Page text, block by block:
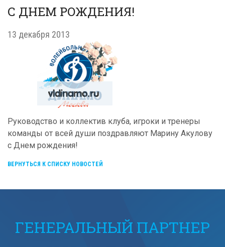
С ДНЕМ РОЖДЕНИЯ!
13 декабря 2013
Руководство и коллектив клуба, игроки и тренеры
команды от всей души поздравляют Марину Акулову
с Днем рождения!
ВЕРНУТЬСЯ К СПИСКУ НОВОСТЕЙ
ГЕНЕРАЛЬНЫЙ ПАРТНЕР